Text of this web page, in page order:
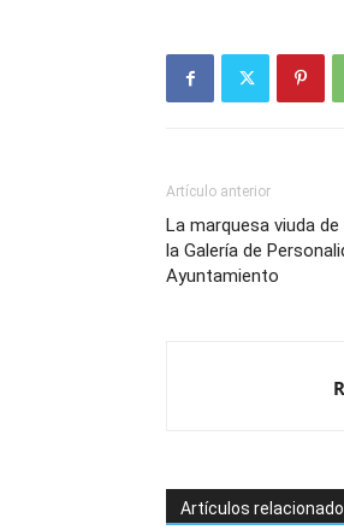
Artículo anterior
La marquesa viuda
la Galería de
Ayuntamiento
Artículos